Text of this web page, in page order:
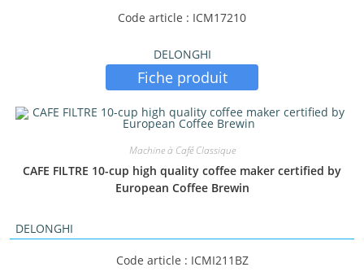
Code article : ICM17210
DELONGHI
Fiche produit
Machine à Café Classique
CAFE FILTRE 10-cup high quality coffee maker certified by
European Coffee Brewin
DELONGHI
Code article : ICMI211BZ